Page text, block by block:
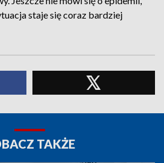
staje się coraz bardziej
TAKŻE